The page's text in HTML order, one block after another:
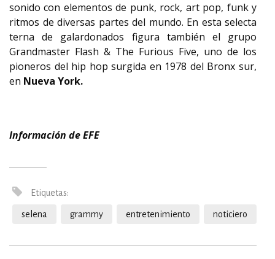
sonido con elementos de punk, rock, art pop, funk y
ritmos de diversas partes del mundo. En esta selecta
terna de galardonados figura también el grupo
Grandmaster Flash & The Furious Five, uno de los
pioneros del hip hop surgida en 1978 del Bronx sur,
en Nueva York.
Información de EFE
Etiquetas:
selena grammy entretenimiento noticiero